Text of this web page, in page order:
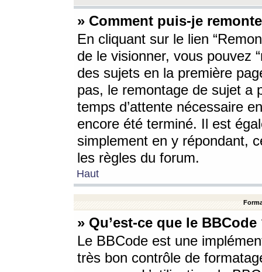
» Comment puis-je
En cliquant sur le lien
de le visionner, vous pouvez
des sujets en la première
pas, le remontage de sujet a
temps d’attente nécessaire
encore été terminé. Il est
simplement en y répondant,
les règles du forum.
Haut
» Qu’est-ce que le BBCode
Le BBCode est une
très bon contrôle de